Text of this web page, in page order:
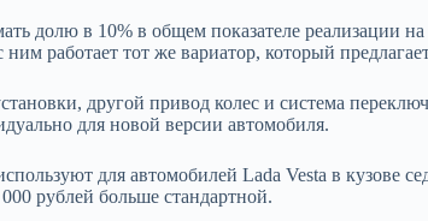
долю в 10% в общем показателе
ним работает тот же вариатор, который
другой привод колес и система
для новой версии автомобиля.
для автомобилей Lada Vesta в кузове
рублей больше стандартной.